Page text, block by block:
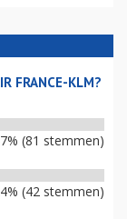
FRANCE-KLM?
(81 stemmen)
(42 stemmen)